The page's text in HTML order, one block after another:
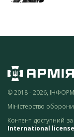
© 2018 - 2026,
Міністерство
Контент доступний за
International license